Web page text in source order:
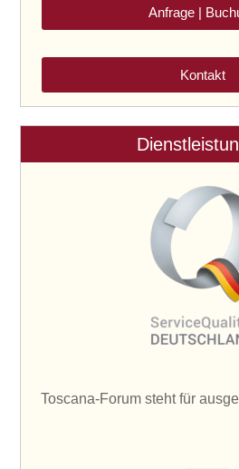
Anfrage |
Kontakt
Toscana-Forum steht für